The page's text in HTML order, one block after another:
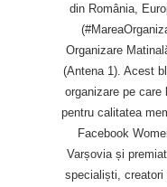
din România,
Organizare
(Antena 1). Acest
organizare pe
pentru calitatea
Facebook
Varșovia și
specialiști,